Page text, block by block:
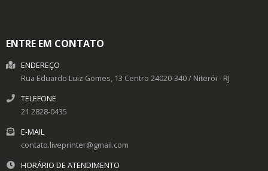
ENTRE EM CONTATO
ENDEREÇO
Rua Eduardo Luiz Gomes, 13 Centro 24020-340/ Niterói - RJ
TELEFONE
21 2828-0435
E-MAIL
contato.liveprinter@gmail.com
HORÁRIO DE ATENDIMENTO